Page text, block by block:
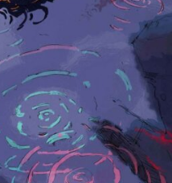
Internacional
Estudos
Óbitos
Para BD
Publicação Original